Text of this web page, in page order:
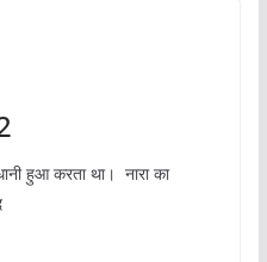
हुआ करता था। नारा का